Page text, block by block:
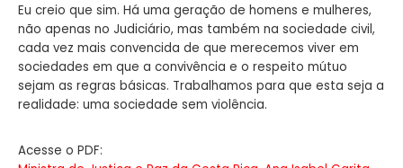
Eu creio que sim. Há uma geração de homens e mulheres,
não apenas no Judiciário, mas também na sociedade civil,
cada vez mais convencida de que merecemos viver em
sociedades em que a convivência e o respeito mútuo
sejam as regras básicas. Trabalhamos para que esta seja a
realidade: uma sociedade sem violência.
Acesse o PDF: